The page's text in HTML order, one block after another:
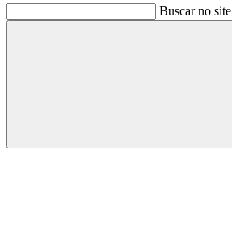
Buscar no site
Buscar